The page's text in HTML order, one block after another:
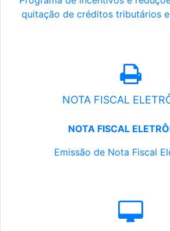
quitação de créditos tributários
NOTA FISCAL
NOTA FISCAL
Emissão de Nota Fiscal